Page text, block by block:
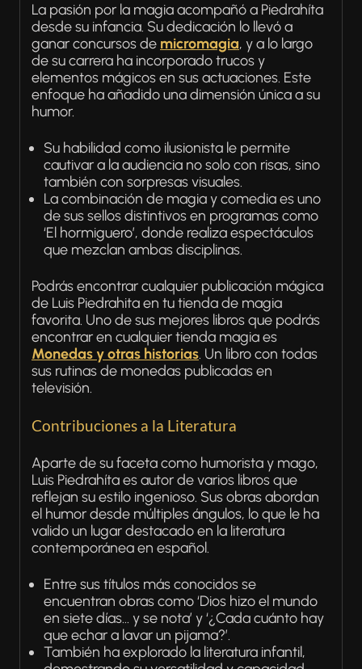
La pasión por la magia acompañó a Piedrahíta
desde su infancia. Su dedicación lo llevó a
ganar concursos de micromagia, y a lo largo
de su carrera ha incorporado trucos y
elementos mágicos en sus actuaciones. Este
enfoque ha añadido una dimensión única a su
humor.
Su habilidad como ilusionista le permite
cautivar a la audiencia no solo con risas, sino
también con sorpresas visuales.
La combinación de magia y comedia es uno
de sus sellos distintivos en programas como
‘El hormiguero’, donde realiza espectáculos
que mezclan ambas disciplinas.
Podrás encontrar cualquier publicación mágica
de Luis Piedrahita en tu tienda de magia
favorita. Uno de sus mejores libros que podrás
encontrar en cualquier tienda magia es
Monedas y otras historias. Un libro con todas
sus rutinas de monedas publicadas en
televisión.
Contribuciones a la Literatura
Aparte de su faceta como humorista y mago,
Luis Piedrahíta es autor de varios libros que
reflejan su estilo ingenioso. Sus obras abordan
el humor desde múltiples ángulos, lo que le ha
valido un lugar destacado en la literatura
contemporánea en español.
Entre sus títulos más conocidos se
encuentran obras como ‘Dios hizo el mundo
en siete días… y se nota’ y ‘¿Cada cuánto hay
que echar a lavar un pijama?’.
También ha explorado la literatura infantil,